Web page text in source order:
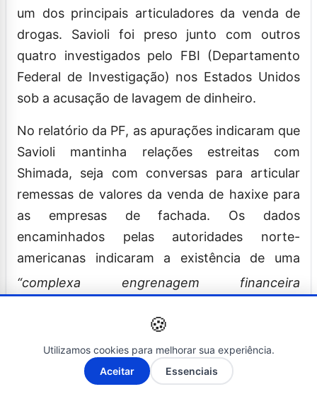
um dos principais articuladores da venda de
drogas. Savioli foi preso junto com outros
quatro investigados pelo FBI (Departamento
Federal de Investigação) nos Estados Unidos
sob a acusação de lavagem de dinheiro.
No relatório da PF, as apurações indicaram que
Savioli mantinha relações estreitas com
Shimada, seja com conversas para articular
remessas de valores da venda de haxixe para
as empresas de fachada. Os dados
encaminhados pelas autoridades norte-
americanas indicaram a existência de uma
“complexa engrenagem financeira
moeda fiduciária em criptoativos”
Eis a relação do que foi apresentado pela
Polícia Federal em seu relatório, que pediu a
A- A+
🍪
Utilizamos cookies para melhorar sua experiência.
Aceitar
Essenciais